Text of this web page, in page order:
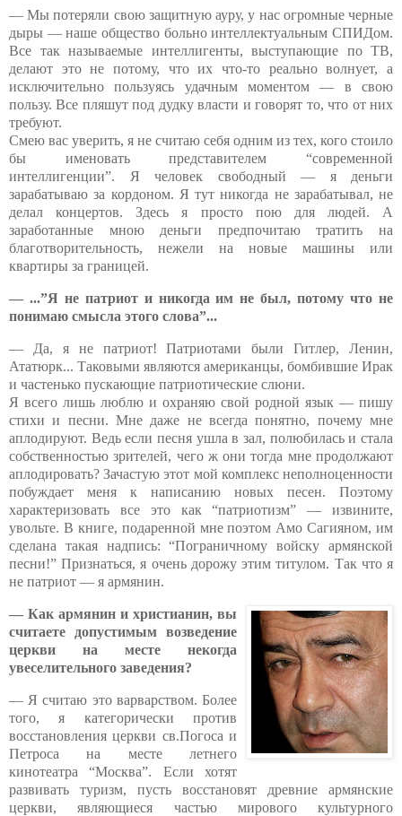
— Мы потеряли свою защитную ауру, у нас огромные черные
дыры — наше общество больно интеллектуальным СПИДом.
Все так называемые интеллигенты, выступающие по ТВ,
делают это не потому, что их что-то реально волнует, а
исключительно пользуясь удачным моментом — в свою
пользу. Все пляшут под дудку власти и говорят то, что от них
требуют.
Смею вас уверить, я не считаю себя одним из тех, кого стоило
бы именовать представителем “современной
интеллигенции”. Я человек свободный — я деньги
зарабатываю за кордоном. Я тут никогда не зарабатывал, не
делал концертов. Здесь я просто пою для людей. А
заработанные мною деньги предпочитаю тратить на
благотворительность, нежели на новые машины или
квартиры за границей.
— ...”Я не патриот и никогда им не был, потому что не
понимаю смысла этого слова”...
— Да, я не патриот! Патриотами были Гитлер, Ленин,
Ататюрк... Таковыми являются американцы, бомбившие Ирак
и частенько пускающие патриотические слюни.
Я всего лишь люблю и охраняю свой родной язык — пишу
стихи и песни. Мне даже не всегда понятно, почему мне
аплодируют. Ведь если песня ушла в зал, полюбилась и стала
собственностью зрителей, чего ж они тогда мне продолжают
аплодировать? Зачастую этот мой комплекс неполноценности
побуждает меня к написанию новых песен. Поэтому
характеризовать все это как “патриотизм” — извините,
увольте. В книге, подаренной мне поэтом Амо Сагияном, им
сделана такая надпись: “Пограничному войску армянской
песни!” Признаться, я очень дорожу этим титулом. Так что я
не патриот — я армянин.
— Как армянин и христианин, вы
считаете допустимым возведение
церкви на месте некогда
увеселительного заведения?
— Я считаю это варварством. Более
того, я категорически против
восстановления церкви св.Погоса и
Петроса на месте летнего
кинотеатра “Москва”. Если хотят
развивать туризм, пусть восстановят древние армянские
церкви, являющиеся частью мирового культурного